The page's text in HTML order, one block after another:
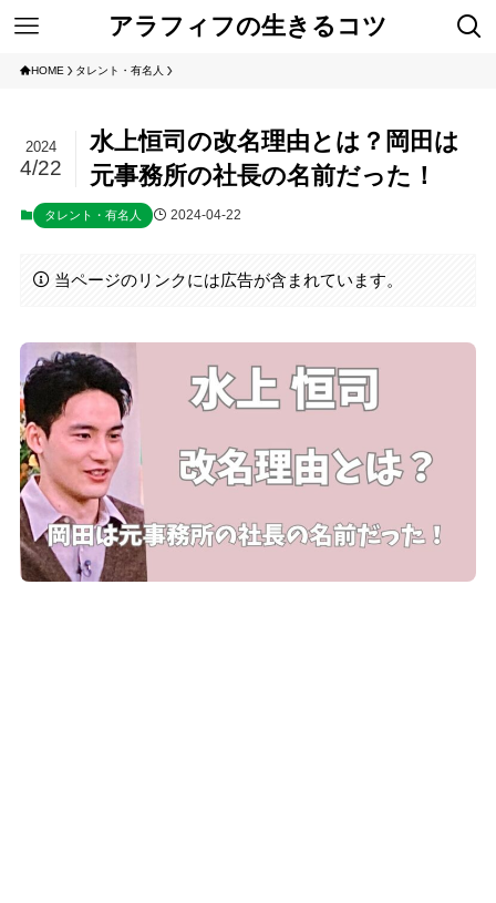
アラフィフの生きるコツ
HOME タレント・有名人
水上恒司の改名理由とは？岡田は
元事務所の社長の名前だった！
2024
4/22
タレント・有名人 2024-04-22
当ページのリンクには広告が含まれています。